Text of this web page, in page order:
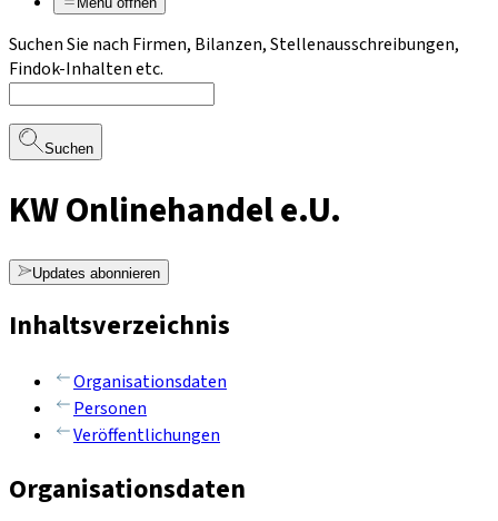
Suchen Sie nach Firmen, Bilanzen, Stellenausschreibungen,
Findok-Inhalten etc.
Suchen
KW Onlinehandel e.U.
Updates abonnieren
Inhaltsverzeichnis
Organisationsdaten
Personen
Veröffentlichungen
Organisationsdaten